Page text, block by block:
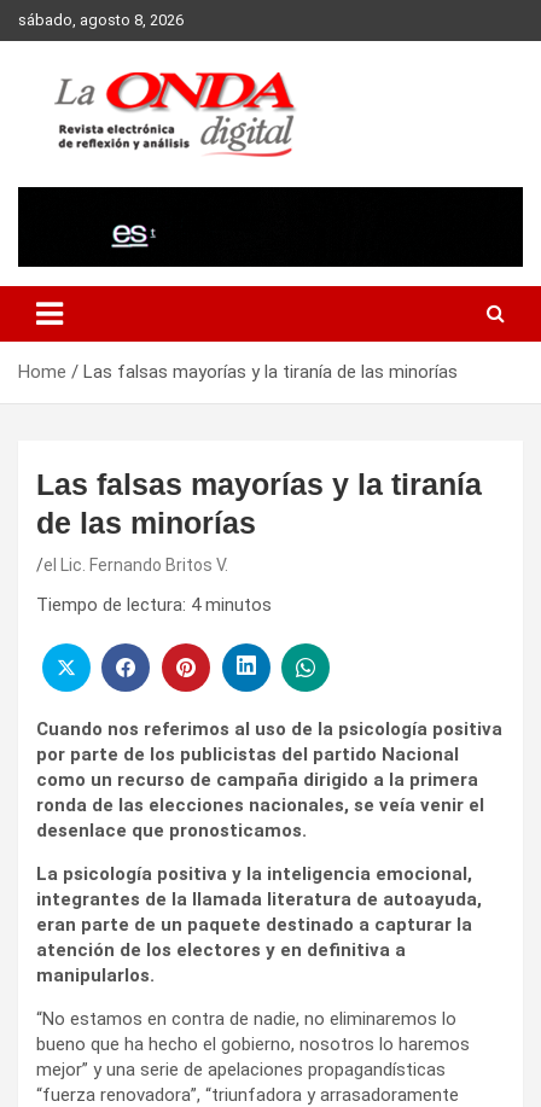
Skip
to
sábado, agosto 8, 2026
Home Las falsas mayorías y la tiranía de las minorías
Las falsas mayorías y la tiranía
de las minorías
el Lic. Fernando Britos V.
Tiempo de lectura: 4 minutos
Cuando nos referimos al uso de la psicología positiva
por parte de los publicistas del partido Nacional
como un recurso de campaña dirigido a la primera
ronda de las elecciones nacionales, se veía venir el
desenlace que pronosticamos.
La psicología positiva y la inteligencia emocional,
integrantes de la llamada literatura de autoayuda,
eran parte de un paquete destinado a capturar la
atención de los electores y en definitiva a
manipularlos.
“No estamos en contra de nadie, no eliminaremos lo
bueno que ha hecho el gobierno, nosotros lo haremos
mejor” y una serie de apelaciones propagandísticas
“fuerza renovadora”, “triunfadora y arrasadoramente